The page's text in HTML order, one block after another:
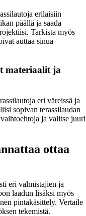
erilaisiin
päällä ja saada
Tarkista myös
auttaa sinua
materiaalit ja
eri väreissä ja
sopivan terassilaudan
ja valitse juuri
ottaa
eri valmistajien ja
laadun lisäksi myös
pintakäsittely. Vertaile
tekemistä.